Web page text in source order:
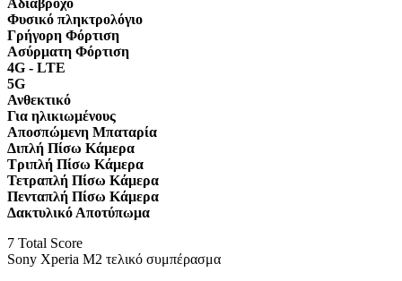
Αδιάβροχο
Φυσικό πληκτρολόγιο
Γρήγορη Φόρτιση
Ασύρματη Φόρτιση
4G - LTE
5G
Ανθεκτικό
Για ηλικιωμένους
Αποσπώμενη Μπαταρία
Διπλή Πίσω Κάμερα
Τριπλή Πίσω Κάμερα
Τετραπλή Πίσω Κάμερα
Πενταπλή Πίσω Κάμερα
Δακτυλικό Αποτύπωμα
7 Total Score
Sony Xperia M2 τελικό συμπέρασμα